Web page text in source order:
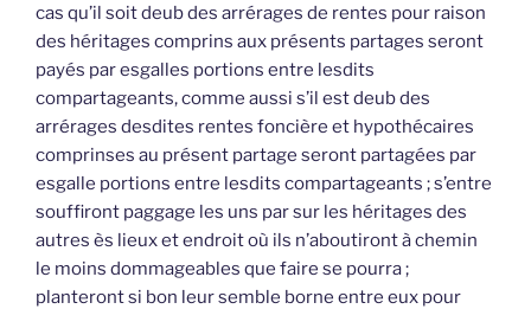
cas qu’il soit deub des arrérages de rentes pour raison
des héritages comprins aux présents partages seront
payés par esgalles portions entre lesdits
compartageants, comme aussi s’il est deub des
arrérages desdites rentes foncière et hypothécaires
comprinses au présent partage seront partagées par
esgalle portions entre lesdits compartageants ; s’entre
souffiront paggage les uns par sur les héritages des
autres ès lieux et endroit où ils n’aboutiront à chemin
le moins dommageables que faire se pourra ;
planteront si bon leur semble borne entre eux pour